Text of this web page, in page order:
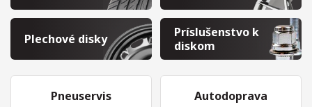
Plechové disky
Príslušenstvo k
diskom
Pneuservis Autodoprava